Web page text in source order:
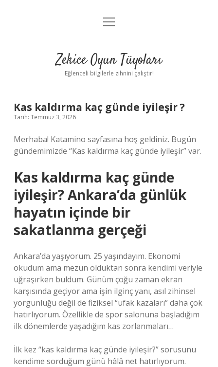
Anasayfa
Yasal Uyarı
menüyü
Zekice Oyun Tüyoları
Eğlenceli bilgilerle zihnini çalıştır!
Kas kaldırma kaç günde iyileşir ?
Tarih: Temmuz 3, 2026
Merhaba! Katamino sayfasına hoş geldiniz. Bugün
gündemimizde “Kas kaldırma kaç günde iyileşir” var.
Kas kaldırma kaç günde
iyileşir? Ankara’da günlük
hayatın içinde bir
sakatlanma gerçeği
Ankara’da yaşıyorum. 25 yaşındayım. Ekonomi
okudum ama mezun olduktan sonra kendimi veriyle
uğraşırken buldum. Günüm çoğu zaman ekran
karşısında geçiyor ama işin ilginç yanı, asıl zihinsel
yorgunluğu değil de fiziksel “ufak kazaları” daha çok
hatırlıyorum. Özellikle de spor salonuna başladığım
ilk dönemlerde yaşadığım kas zorlanmaları…
İlk kez “kas kaldırma kaç günde iyileşir?” sorusunu
kendime sorduğum günü hâlâ net hatırlıyorum.